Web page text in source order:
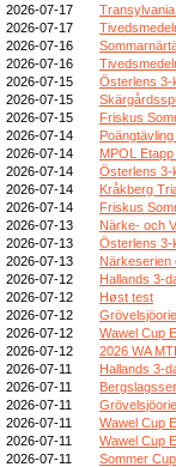
2026-07-17
2026-07-17
2026-07-16
2026-07-16
2026-07-15
Österlens 3-
2026-07-15
2026-07-15
Friskus
2026-07-14
Poängtävling
2026-07-14
MPOL
2026-07-14
Österlens 3-
2026-07-14
Kråkberg
2026-07-14
Friskus
2026-07-13
Närke- och
2026-07-13
Österlens 3-
2026-07-13
Närkeserien
2026-07-12
Hallands 3-
2026-07-12
Høst test
2026-07-12
2026-07-12
Wawel Cup
2026-07-12
2026 WA
2026-07-11
Hallands 3-
2026-07-11
2026-07-11
2026-07-11
Wawel Cup
2026-07-11
Wawel Cup
2026-07-11
Sommer